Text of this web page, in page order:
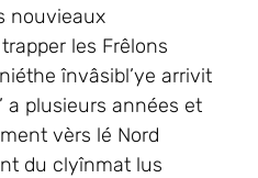
nouvieaux
les Frêlons
învâsibl’ye arrivit
a plusieurs années et
vèrs lé Nord
du clyînmat lus